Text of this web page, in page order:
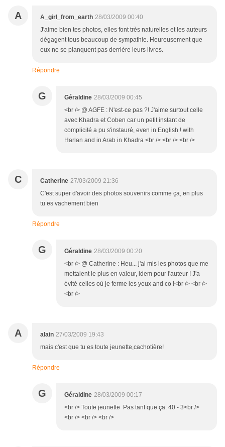
A A_girl_from_earth 28/03/2009 00:40
J'aime bien tes photos, elles font très naturelles et les auteurs
dégagent tous beaucoup de sympathie. Heureusement que
eux ne se planquent pas derrière leurs livres.
Répondre
G Géraldine 28/03/2009 00:45
<br /> @ AGFE : N'est-ce pas ?! J'aime surtout celle
avec Khadra et Coben car un petit instant de
complicité a pu s'instauré, even in English ! with
Harlan and in Arab in Khadra <br /> <br /> <br />
C Catherine 27/03/2009 21:36
C'est super d'avoir des photos souvenirs comme ça, en plus
tu es vachement bien
Répondre
G Géraldine 28/03/2009 00:20
<br /> @ Catherine : Heu... j'ai mis les photos que me
mettaient le plus en valeur, idem pour l'auteur ! J'a
évité celles où je ferme les yeux and co !<br /> <br />
<br />
A alain 27/03/2009 19:43
mais c'est que tu es toute jeunette,cachotière!
Répondre
G Géraldine 28/03/2009 00:17
<br /> Toute jeunette Pas tant que ça. 40 - 3<br />
<br /> <br /> <br />